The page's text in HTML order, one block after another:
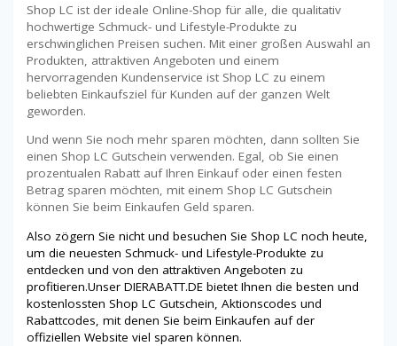
Shop LC ist der ideale Online-Shop für alle, die qualitativ
hochwertige Schmuck- und Lifestyle-Produkte zu
erschwinglichen Preisen suchen. Mit einer großen Auswahl an
Produkten, attraktiven Angeboten und einem
hervorragenden Kundenservice ist Shop LC zu einem
beliebten Einkaufsziel für Kunden auf der ganzen Welt
geworden.
Und wenn Sie noch mehr sparen möchten, dann sollten Sie
einen Shop LC Gutschein verwenden. Egal, ob Sie einen
prozentualen Rabatt auf Ihren Einkauf oder einen festen
Betrag sparen möchten, mit einem Shop LC Gutschein
können Sie beim Einkaufen Geld sparen.
Also zögern Sie nicht und besuchen Sie Shop LC noch heute,
um die neuesten Schmuck- und Lifestyle-Produkte zu
entdecken und von den attraktiven Angeboten zu
profitieren.Unser DIERABATT.DE bietet Ihnen die besten und
kostenlossten Shop LC Gutschein, Aktionscodes und
Rabattcodes, mit denen Sie beim Einkaufen auf der
offiziellen Website viel sparen können.